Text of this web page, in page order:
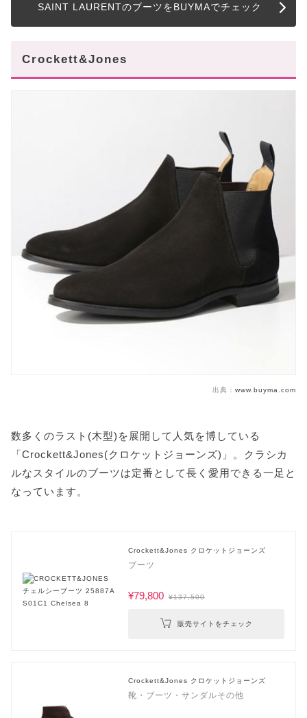
SAINT LAURENTのブーツをBUYMAでチェック
Crockett&Jones
出典： www.buyma.com
数多くのラスト(木型)を展開して人気を博している
「Crockett&Jones(クロケットジョーンズ)」。クラシカ
ルなスタイルのブーツは定番として長く愛用できる一足と
なっています。
Crockett&Jones クロケットジョーンズ
ブーツ
¥79,800 ¥137,500
販売サイトをチェック
Crockett&Jones クロケットジョーンズ
靴・ブーツ・サンダルその他